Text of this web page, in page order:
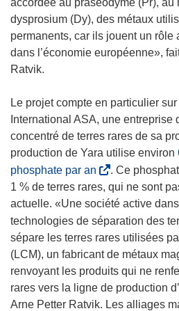
v
e
l
l
e
n
ê
t
r
e
)
dysprosium (Dy), des métaux
permanents, car ils jouent un rôle
dans l’économie européenne»,
Ratvik.
Le projet compte en particulier
International ASA, une entreprise
concentré de terres rares de sa
production de Yara utilise environ
phosphate par an
s
’
o
u
v
r
e
d
. Ce
1 % de terres rares, qui ne sont
actuelle. «Une société active
technologies de séparation des
sépare les terres rares utilisées
(LCM), un fabricant de métaux
renvoyant les produits qui ne
rares vers la ligne de production
Arne Petter Ratvik. Les alliages